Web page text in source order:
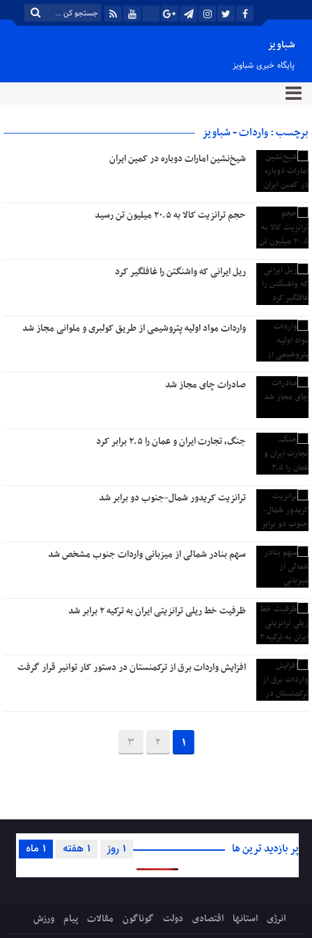
شباویز
پایگاه خبری شباویز
برچسب : واردات - شباویز
شیخ‌نشین‌ امارات دوباره در کمین ایران
حجم ترانزیت کالا به ۲۰.۵ میلیون تن رسید
ریل ایرانی که واشنگتن را غافلگیر کرد
واردات مواد اولیه پتروشیمی از طریق کولبری و ملوانی مجاز شد
صادرات چای مجاز شد
جنگ، تجارت ایران و عمان را ۲.۵ برابر کرد
ترانزیت کریدور شمال-جنوب دو برابر شد
سهم بنادر شمالی از میزبانی واردات جنوب مشخص شد
ظرفیت خط ریلی ترانزیتی ایران به ترکیه ۲ برابر شد
افزایش واردات برق از ترکمنستان در دستور کار توانیر قرار گرفت
1
2
3
پر بازدید ترین ها 1 ماه 1 هفته 1 روز
انرژی استانها اقتصادی دولت گوناگون مقالات پیام ورزش